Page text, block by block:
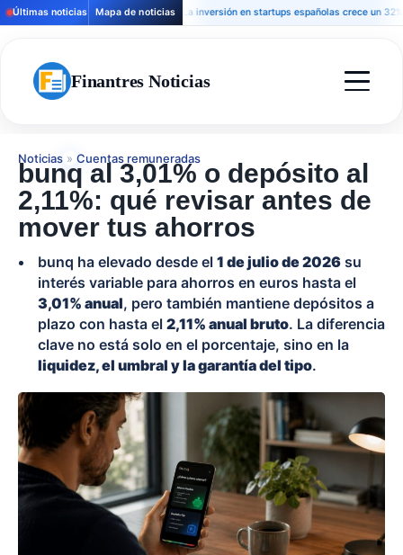
Últimas noticias Mapa de noticiasLa inversión en startups españolas crece un 32% y la
Finantres Noticias
Noticias » Cuentas remuneradas
bunq al 3,01% o depósito al
2,11%: qué revisar antes de
mover tus ahorros
bunq ha elevado desde el 1 de julio de 2026 su
interés variable para ahorros en euros hasta el
3,01% anual, pero también mantiene depósitos a
plazo con hasta el 2,11% anual bruto. La diferencia
clave no está solo en el porcentaje, sino en la
liquidez, el umbral y la garantía del tipo.